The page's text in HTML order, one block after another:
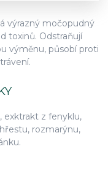
výrazný močopudný
toxinů. Odstraňují
výměnu, působí proti
exktrakt z fenyklu,
rozmarýnu,